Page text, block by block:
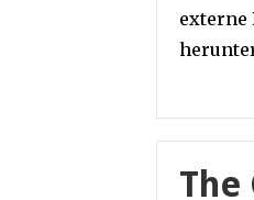
externe
The